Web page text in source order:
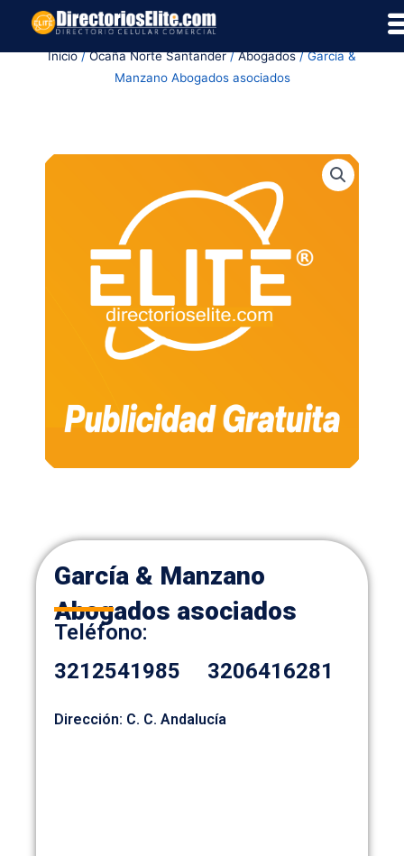
contenidoInicio/Ocaña Norte Santander/Abogados/ García &
Manzano Abogados asociados
García & Manzano
Abogados asociados
Teléfono:
3212541985 3206416281
Dirección: C. C. Andalucía